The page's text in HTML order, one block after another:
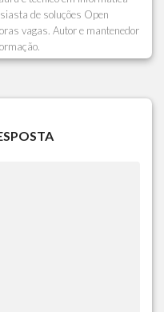
de soluções Open
vagas. Autor e mantenedor